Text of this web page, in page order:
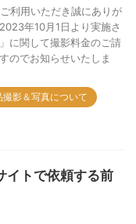
利用いただき誠にありが
年10月1日より実施さ
に関して撮影料金のご請
のでお知らせいたしま
撮影＆写真について
イトで依頼する前